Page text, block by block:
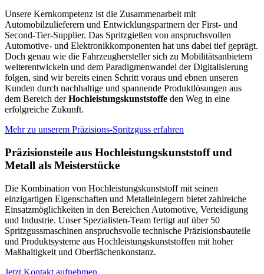
Unsere Kernkompetenz ist die Zusammenarbeit mit
Automobilzulieferern und Entwicklungspartnern der First- und
Second-Tier-Supplier. Das Spritzgießen von anspruchsvollen
Automotive- und Elektronikkomponenten hat uns dabei tief geprägt.
Doch genau wie die Fahrzeughersteller sich zu Mobilitätsanbietern
weiterentwickeln und dem Paradigmenwandel der Digitalisierung
folgen, sind wir bereits einen Schritt voraus und ebnen unseren
Kunden durch nachhaltige und spannende Produktlösungen aus
dem Bereich derHochleistungskunststoffe den Weg in eine
erfolgreiche Zukunft.
Mehr zu unserem Präzisions-Spritzguss erfahren
Präzisionsteile aus Hochleistungskunststoff und
Metall als Meisterstücke
Die Kombination von Hochleistungskunststoff mit seinen
einzigartigen Eigenschaften und Metalleinlegern bietet zahlreiche
Einsatzmöglichkeiten in den Bereichen Automotive, Verteidigung
und Industrie. Unser Spezialisten-Team fertigt auf über 50
Spritzgussmaschinen anspruchsvolle technische Präzisionsbauteile
und Produktsysteme aus Hochleistungskunststoffen mit hoher
Maßhaltigkeit und Oberflächenkonstanz.
Jetzt Kontakt aufnehmen